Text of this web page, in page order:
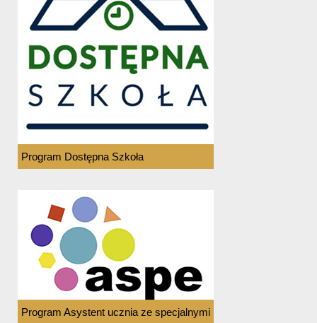
Program Dostępna Szkoła
Program Asystent ucznia ze specjalnymi